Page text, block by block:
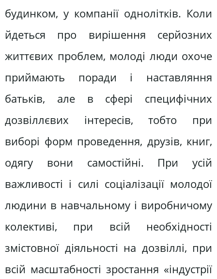
будинком, у компанії однолітків. Коли
йдеться про вирішення серйозних
життєвих проблем, молоді люди охоче
приймають поради і наставляння
батьків, але в сфері специфічних
дозвіллєвих інтересів, тобто при
виборі форм проведення, друзів, книг,
одягу вони самостійні. При усій
важливості і силі соціалізації молодої
людини в навчальному і виробничому
колективі, при всій необхідності
змістовної діяльності на дозвіллі, при
всій масштабності зростання «індустрії